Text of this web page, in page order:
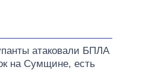
атаковали БПЛА
на Сумщине, есть